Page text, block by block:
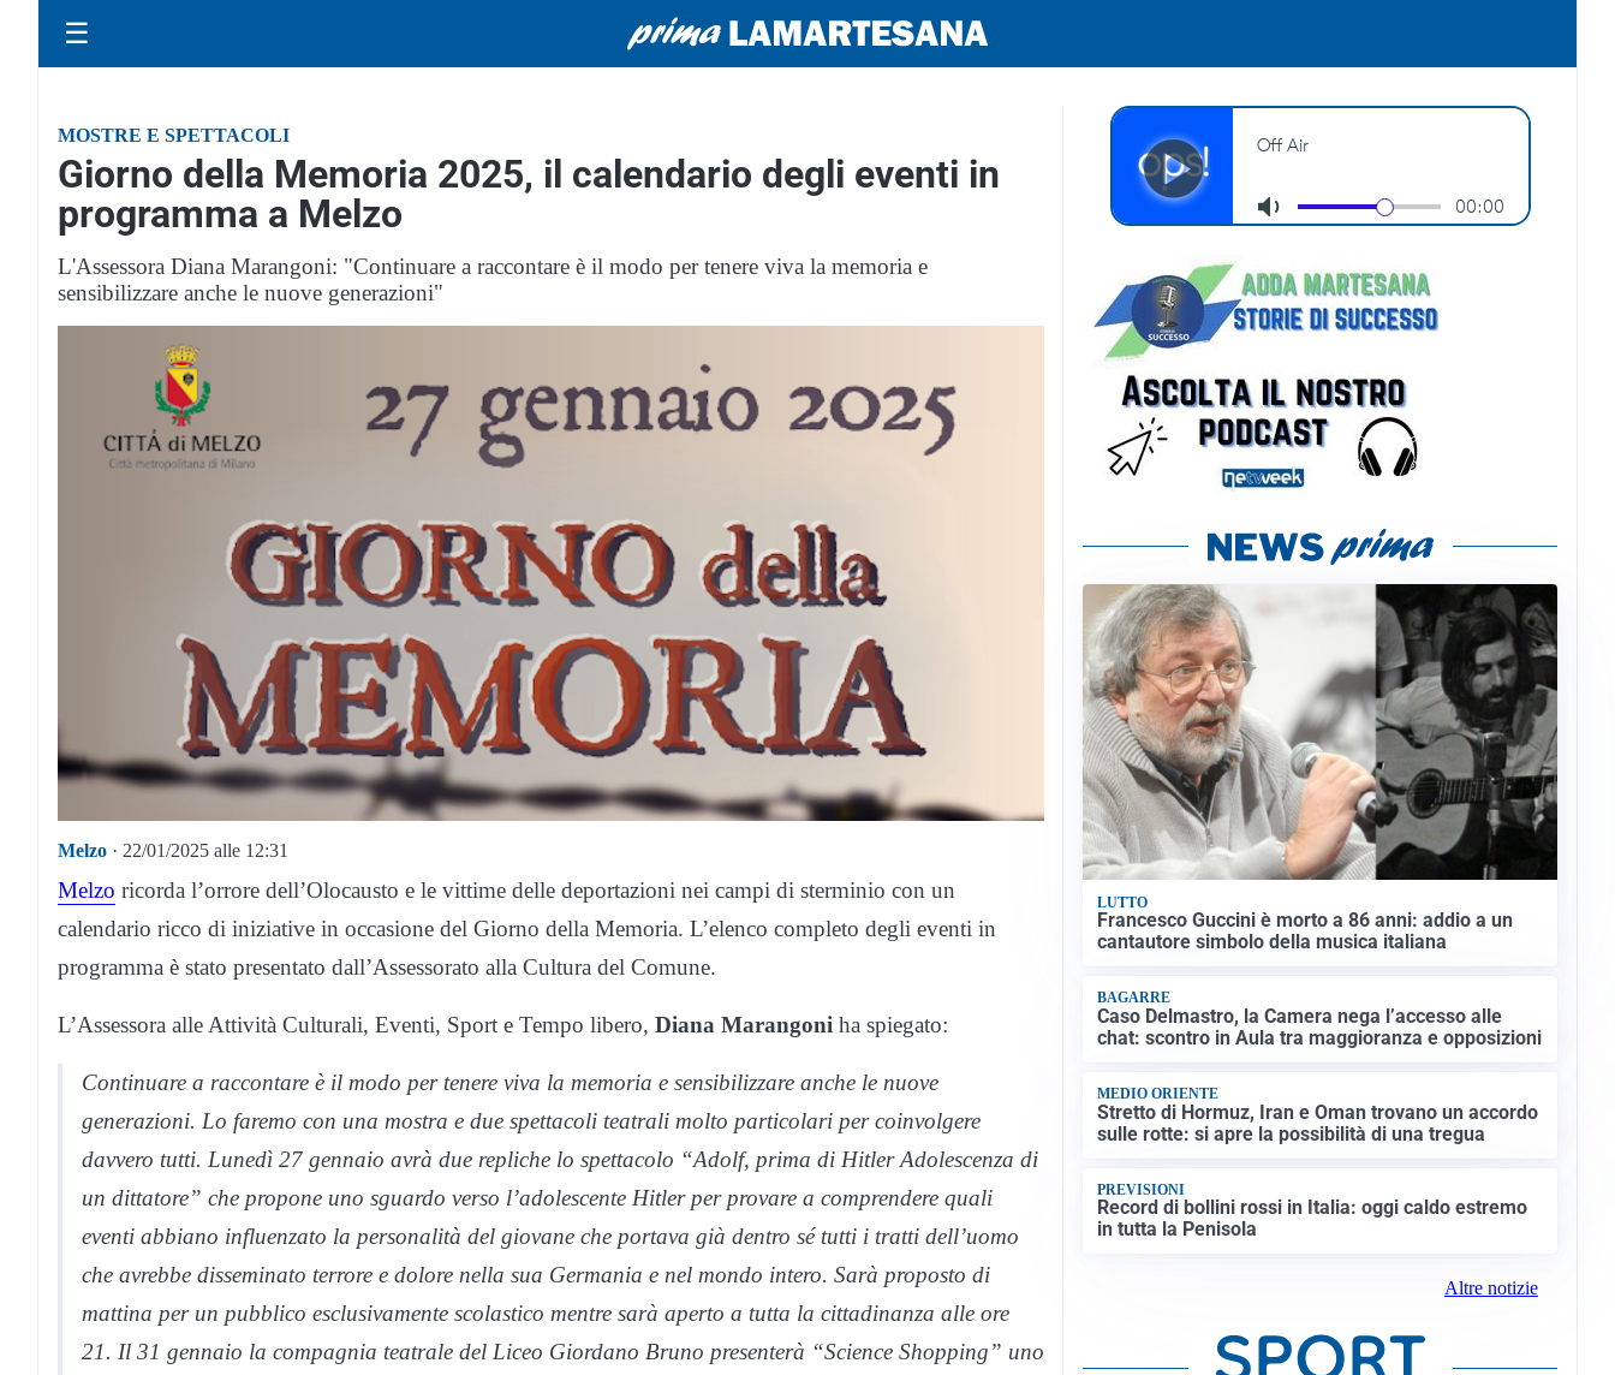
☰
MOSTRE E SPETTACOLI
Giorno della Memoria 2025, il calendario degli eventi in
programma a Melzo
L'Assessora Diana Marangoni: "Continuare a raccontare è il modo per tenere viva la memoria e
sensibilizzare anche le nuove generazioni"
Melzo · 22/01/2025 alle 12:31
Melzo ricorda l’orrore dell’Olocausto e le vittime delle deportazioni nei campi di sterminio con un
calendario ricco di iniziative in occasione del Giorno della Memoria. L’elenco completo degli eventi in
programma è stato presentato dall’Assessorato alla Cultura del Comune.
L’Assessora alle Attività Culturali, Eventi, Sport e Tempo libero, Diana Marangoni ha spiegato:
Continuare a raccontare è il modo per tenere viva la memoria e sensibilizzare anche le nuove
generazioni. Lo faremo con una mostra e due spettacoli teatrali molto particolari per coinvolgere
davvero tutti. Lunedì 27 gennaio avrà due repliche lo spettacolo “Adolf, prima di Hitler Adolescenza di
un dittatore” che propone uno sguardo verso l’adolescente Hitler per provare a comprendere quali
eventi abbiano influenzato la personalità del giovane che portava già dentro sé tutti i tratti dell’uomo
che avrebbe disseminato terrore e dolore nella sua Germania e nel mondo intero. Sarà proposto di
mattina per un pubblico esclusivamente scolastico mentre sarà aperto a tutta la cittadinanza alle ore
21. Il 31 gennaio la compagnia teatrale del Liceo Giordano Bruno presenterà “Science Shopping” uno
LUTTO
Francesco Guccini è morto a 86 anni: addio a un
cantautore simbolo della musica italiana
BAGARRE
Caso Delmastro, la Camera nega l’accesso alle
chat: scontro in Aula tra maggioranza e opposizioni
MEDIO ORIENTE
Stretto di Hormuz, Iran e Oman trovano un accordo
sulle rotte: si apre la possibilità di una tregua
PREVISIONI
Record di bollini rossi in Italia: oggi caldo estremo
in tutta la Penisola
Altre notizie